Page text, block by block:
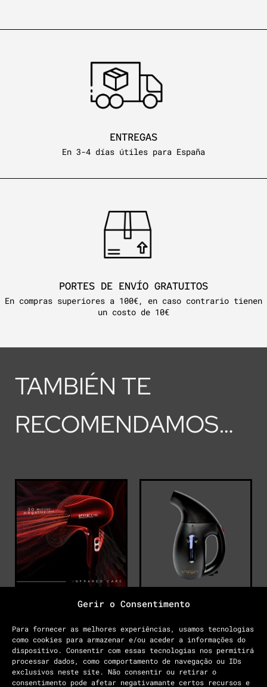
Gerir o Consentimento
Para fornecer as melhores experiências, usamos tecnologias
como cookies para armazenar e/ou aceder a informações do
dispositivo. Consentir com essas tecnologias nos permitirá
processar dados, como comportamento de navegação ou IDs
exclusivos neste site. Não consentir ou retirar o
consentimento pode afetar negativamante certos recursos e
ENTREGAS
En 3-4 días útiles para España
PORTES DE ENVÍO GRATUITOS
En compras superiores a 100€, en caso contrario tienen
un costo de 10€
TAMBIÉN TE
RECOMENDAMOS…
SECADOR
DYNAMIC4300
169.00€
Añadir al carrito
VAPORIZADOR
PORTÁTIL
79.00€
Leer más